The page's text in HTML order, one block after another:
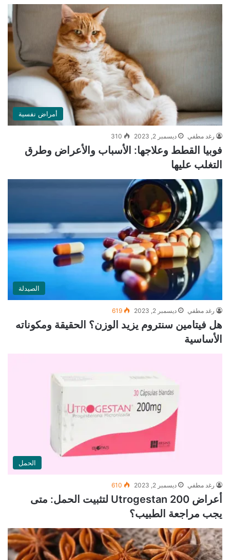
أمراض نفسية
رغد مطفي ديسمبر 2, 2023 310
فوبيا القطط وعلاجها: الأسباب والأعراض وطرق
التغلب عليها
الصيدلة
رغد مطفي ديسمبر 2, 2023 619
هل فيتامين سنتروم يزيد الوزن؟ الحقيقة ومكوناته
الأساسية
الحمل
رغد مطفي ديسمبر 2, 2023 610
أعراض Utrogestan 200 لتثبيت الحمل: متى
يجب مراجعة الطبيب؟